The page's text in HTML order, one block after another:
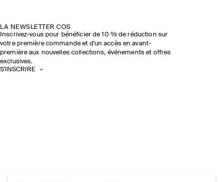
LA NEWSLETTER COS
Inscrivez-vous pour bénéficier de 10 % de réduction sur
votre première commande et d'un accès en avant-
première aux nouvelles collections, événements et offres
exclusives.
S'INSCRIRE